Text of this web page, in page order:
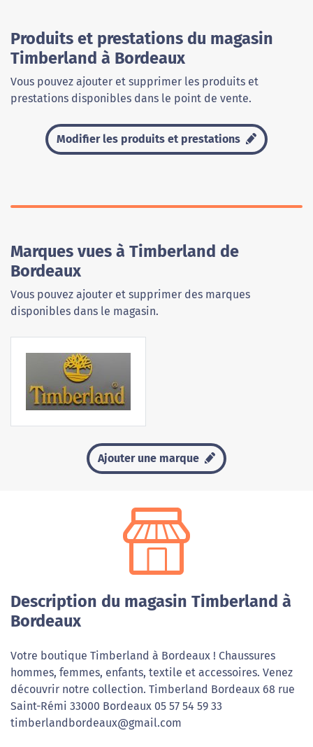
Produits et prestations du magasin
Timberland à Bordeaux
Vous pouvez ajouter et supprimer les produits et
prestations disponibles dans le point de vente.
Modifier les produits et prestations
Marques vues à Timberland de
Bordeaux
Vous pouvez ajouter et supprimer des marques
disponibles dans le magasin.
Ajouter une marque
Description du magasin Timberland à
Bordeaux
Votre boutique Timberland à Bordeaux ! Chaussures
hommes, femmes, enfants, textile et accessoires. Venez
découvrir notre collection. Timberland Bordeaux 68 rue
Saint-Rémi 33000 Bordeaux 05 57 54 59 33
timberlandbordeaux@gmail.com